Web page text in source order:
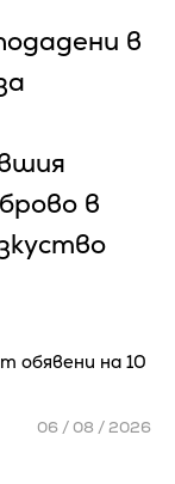
в
в
обявени на 10
06 / 08 / 2026